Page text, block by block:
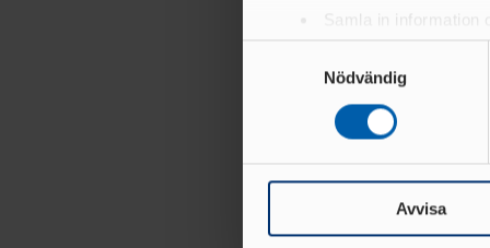
Samla in
Ta reda på mer om hur
eller dra tillbaka ditt
sociala medier och
till de sociala medier och
med annan information som
Nödvändig
Avvisa